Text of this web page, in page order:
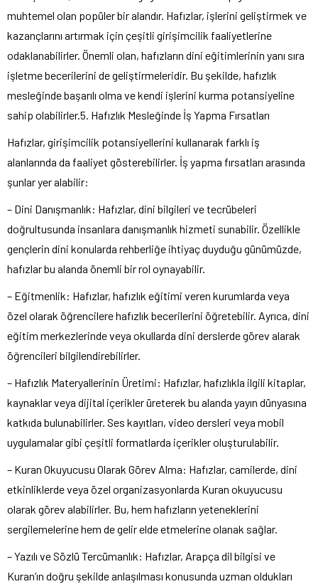
muhtemel olan popüler bir alandır. Hafızlar, işlerini geliştirmek ve
kazançlarını artırmak için çeşitli girişimcilik faaliyetlerine
odaklanabilirler. Önemli olan, hafızların dini eğitimlerinin yanı sıra
işletme becerilerini de geliştirmeleridir. Bu şekilde, hafızlık
mesleğinde başarılı olma ve kendi işlerini kurma potansiyeline
sahip olabilirler.5. Hafızlık Mesleğinde İş Yapma Fırsatları
Hafızlar, girişimcilik potansiyellerini kullanarak farklı iş
alanlarında da faaliyet gösterebilirler. İş yapma fırsatları arasında
şunlar yer alabilir:
– Dini Danışmanlık: Hafızlar, dini bilgileri ve tecrübeleri
doğrultusunda insanlara danışmanlık hizmeti sunabilir. Özellikle
gençlerin dini konularda rehberliğe ihtiyaç duyduğu günümüzde,
hafızlar bu alanda önemli bir rol oynayabilir.
– Eğitmenlik: Hafızlar, hafızlık eğitimi veren kurumlarda veya
özel olarak öğrencilere hafızlık becerilerini öğretebilir. Ayrıca, dini
eğitim merkezlerinde veya okullarda dini derslerde görev alarak
öğrencileri bilgilendirebilirler.
– Hafızlık Materyallerinin Üretimi: Hafızlar, hafızlıkla ilgili kitaplar,
kaynaklar veya dijital içerikler üreterek bu alanda yayın dünyasına
katkıda bulunabilirler. Ses kayıtları, video dersleri veya mobil
uygulamalar gibi çeşitli formatlarda içerikler oluşturulabilir.
– Kuran Okuyucusu Olarak Görev Alma: Hafızlar, camilerde, dini
etkinliklerde veya özel organizasyonlarda Kuran okuyucusu
olarak görev alabilirler. Bu, hem hafızların yeteneklerini
sergilemelerine hem de gelir elde etmelerine olanak sağlar.
– Yazılı ve Sözlü Tercümanlık: Hafızlar, Arapça dil bilgisi ve
Kuran’ın doğru şekilde anlaşılması konusunda uzman oldukları